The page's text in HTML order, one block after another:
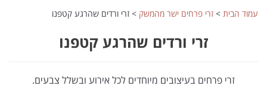
עמוד הבית > זרי פרחים ישר מהמשק > זרי ורדים שהרגע קטפנו
זרי ורדים שהרגע קטפנו
זרי פרחים בעיצובים מיוחדים לכל אירוע ובשלל צבעים.